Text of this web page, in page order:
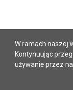
W ramach naszej
Kontynuując
używanie przez